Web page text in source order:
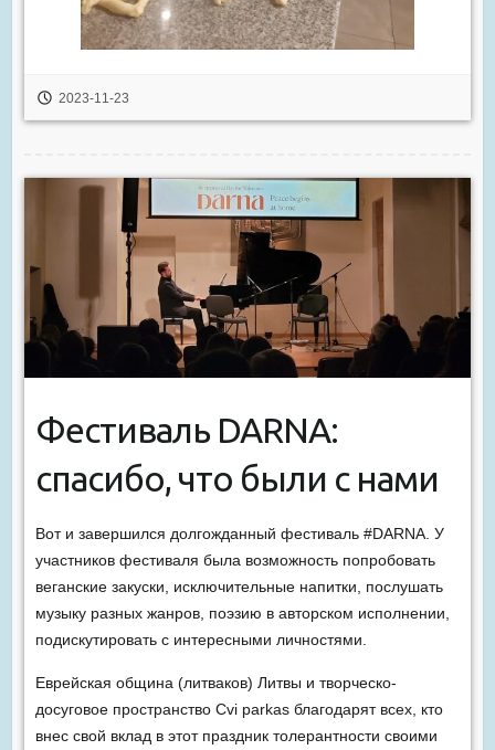
2023-11-23
Фестиваль DARNA:
спасибо, что были с нами
Вот и завершился долгожданный фестиваль #DARNA. У
участников фестиваля была возможность попробовать
веганские закуски, исключительные напитки, послушать
музыку разных жанров, поэзию в авторском исполнении,
подискутировать с интересными личностями.
Еврейская община (литваков) Литвы и творческо-
досуговое пространство Cvi parkas благодарят всех, кто
внес свой вклад в этот праздник толерантности своими